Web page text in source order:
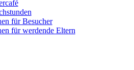
für Besucher
für werdende Eltern